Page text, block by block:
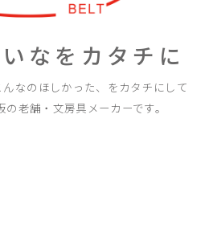
なをカタチに
なのほしかった、をカタチにして
老舗・文房具メーカーです。